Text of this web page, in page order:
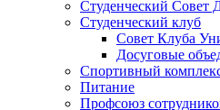
Студенческий Совет
Студенческий клуб
Совет Клуба
Досуговые
Спортивный
Питание
Профсоюз